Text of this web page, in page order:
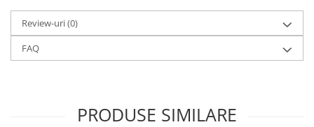
Review-uri(0)
FAQ
PRODUSE SIMILARE